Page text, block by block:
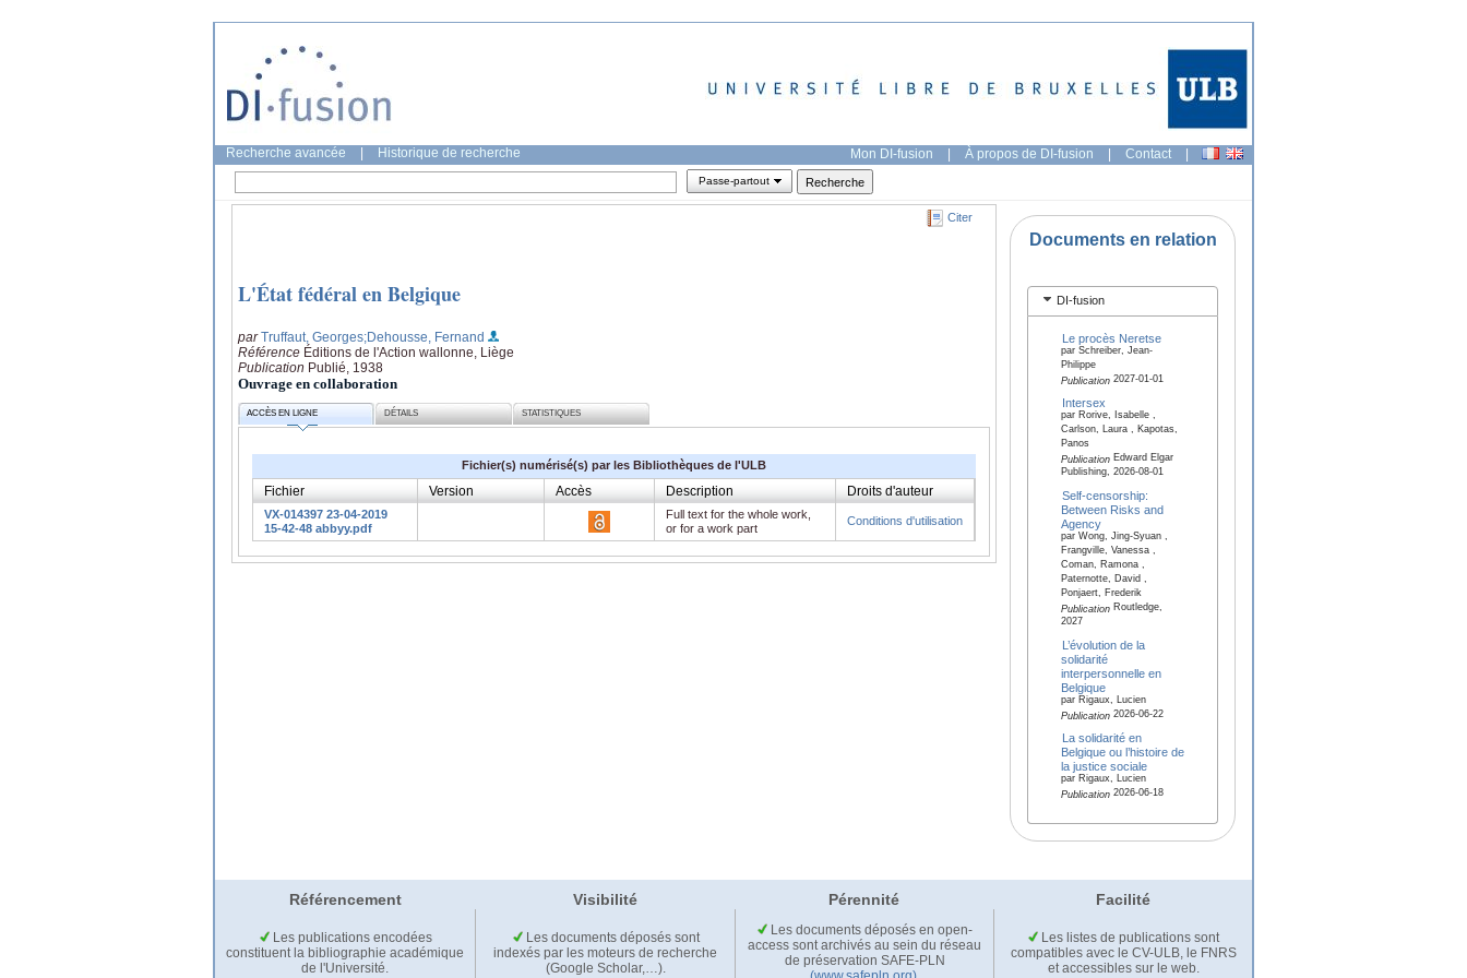
Recherche avancée Historique de recherche Mon DI-fusion | À propos de DI-fusion | Contact |
Passe-partout
Citer
L'État fédéral en Belgique
parTruffaut, Georges;Dehousse, Fernand
Référence Éditions de l'Action wallonne, Liège
Publication Publié, 1938
Ouvrage en collaboration
ACCÈS EN LIGNE DÉTAILS STATISTIQUES
Fichier(s) numérisé(s) par les Bibliothèques de l'ULB
Fichier Version Accès Description Droits d'auteur
VX-014397 23-04-2019
15-42-48 abbyy.pdf
Full text for the whole work,
or for a work part
Conditions d'utilisation
Documents en relation
DI-fusion
Le procès Neretse
par Schreiber, Jean-
Philippe
Publication2027-01-01
Intersex
par Rorive, Isabelle ,
Carlson, Laura , Kapotas,
Panos
PublicationEdward Elgar
Publishing, 2026-08-01
Self-censorship:
Between Risks and
Agency
par Wong, Jing-Syuan ,
Frangville, Vanessa ,
Coman, Ramona ,
Paternotte, David ,
Ponjaert, Frederik
PublicationRoutledge,
2027
L’évolution de la
solidarité
interpersonnelle en
Belgique
par Rigaux, Lucien
Publication2026-06-22
La solidarité en
Belgique ou l’histoire de
la justice sociale
par Rigaux, Lucien
Publication2026-06-18
Référencement Visibilité Pérennité Facilité
Les publications encodées
constituent la bibliographie académique
de l'Université.
Les documents déposés sont
indexés par les moteurs de recherche
(Google Scholar,…).
Les documents déposés en open-
access sont archivés au sein du réseau
de préservation SAFE-PLN
Les listes de publications sont
compatibles avec le CV-ULB, le FNRS
et accessibles sur le web.